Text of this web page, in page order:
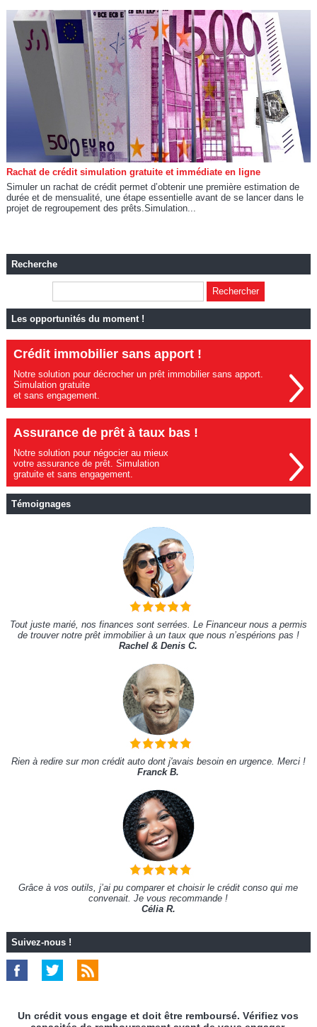
Rachat de crédit simulation gratuite et immédiate en ligne
Simuler un rachat de crédit permet d’obtenir une première estimation de
durée et de mensualité, une étape essentielle avant de se lancer dans le
projet de regroupement des prêts.Simulation...
Recherche
Les opportunités du moment !
Crédit immobilier sans apport !
Notre solution pour décrocher un prêt immobilier sans apport.
Simulation gratuite
et sans engagement.
Assurance de prêt à taux bas !
Notre solution pour négocier au mieux
votre assurance de prêt. Simulation
gratuite et sans engagement.
Témoignages
Tout juste marié, nos finances sont serrées. Le Financeur nous a permis
de trouver notre prêt immobilier à un taux que nous n’espérions pas !
Rachel & Denis C.
Rien à redire sur mon crédit auto dont j'avais besoin en urgence. Merci !
Franck B.
Grâce à vos outils, j’ai pu comparer et choisir le crédit conso qui me
convenait. Je vous recommande !
Célia R.
Suivez-nous !
Un crédit vous engage et doit être remboursé. Vérifiez vos